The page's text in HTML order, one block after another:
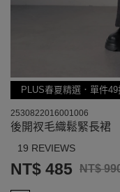
PLUS春夏精選．單件
2530822016001006
後開衩毛織鬆緊長裙
19 REVIEWS
NT$ 485 NT$